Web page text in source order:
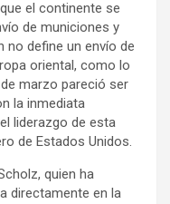
el continente se
de municiones y
no define un envío de
oriental, como lo
marzo pareció ser
la inmediata
liderazgo de esta
de Estados Unidos.
quien ha
directamente en la